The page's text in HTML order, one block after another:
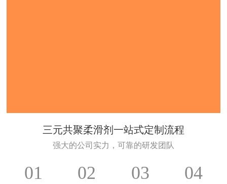
三元共聚柔滑剂一站式定制流程
强大的公司实力，可靠的研发团队
01 02 03 04